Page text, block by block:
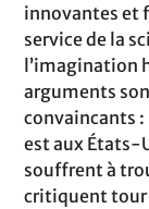
innovantes et
service de la
l’imagination
arguments
convaincants :
est aux États-
souffrent à
critiquent tour